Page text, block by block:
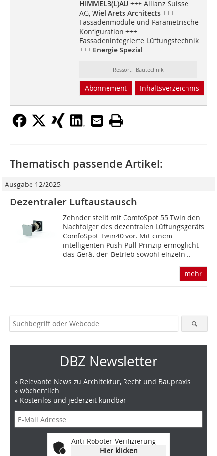
HIMMELB(L)AU+++ Allianz Suisse
AG, Wiel Arets Architects+++
Fassadenmodule und Parametrische
Konfiguration +++
Fassadenintegrierte Lüftungstechnik
+++ Energie Spezial
Ressort: Bautechnik
Abonnement Inhaltsverzeichnis
Thematisch passende Artikel:
Ausgabe 12/2025
Dezentraler Luftaustausch
Zehnder stellt mit ComfoSpot 55 Twin den
Nachfolger des dezentralen Lüftungsgeräts
ComfoSpot Twin40 vor. Mit einem
intelligenten Push-Pull-Prinzip ermöglicht
das Gerät den Betrieb sowohl einzeln...
mehr
DBZ Newsletter
» Relevante News zu Architektur, Recht und Baupraxis
» wöchentlich
» Kostenlos und jederzeit kündbar
Anti-Roboter-Verifizierung
Hier klicken